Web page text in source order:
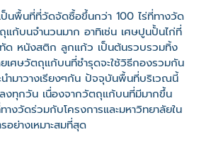
นพื้นที่ที่วัดจัดซื้อขึ้นกว่า 100 ไร่ที่ทางวัด
แก้บนจำนวนมาก อาทิเช่น เศษปูนปั้นไก่ที่
ทัด หนังสติก ลูกแก้ว เป็นต้นรวบรวมทิ้ง
เศษวัตถุแก้บนที่ชำรุดจะใช้วิธีกองรวมกัน
ำมาวางเรียงๆกัน ปัจจุบันพื้นที่บริเวณนี้
งทุกวัน เนื่องจากวัตถุแก้บนที่มีมากขึ้น
งวัดร่วมกับโครงการและมหาวิทยาลัยใน
อย่างเหมาะสมที่สุด